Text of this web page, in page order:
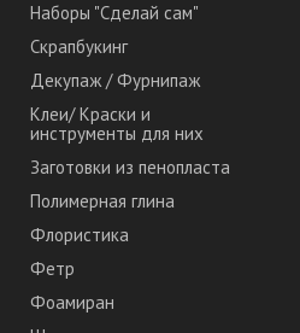
Наборы "Сделай сам"
Скрапбукинг
Декупаж / Фурнипаж
Клеи/ Краски и
инструменты для них
Заготовки из пенопласта
Полимерная глина
Флористика
Фетр
Фоамиран